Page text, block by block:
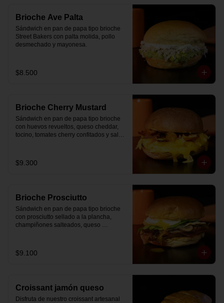
Brioche Ave Palta
Sándwich en pan de papa tipo brioche
Street Bakers con palta molida, pollo
desmechado y mayonesa.
$8.500
Brioche Cherry Mustard
Sándwich en pan de papa tipo brioche
con huevos revueltos, queso cheddar,
tocino, tomates cherry confitados y salsa
$9.300
Brioche Prosciutto
Sándwich en pan de papa tipo brioche
con prosciutto sellado a la plancha,
champiñones salteados, queso
$9.100
Croissant jamón queso
Disfruta de nuestro croissant artesanal